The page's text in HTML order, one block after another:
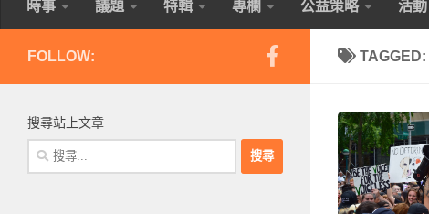
時事 議題 特輯 專欄 公益策略 活動
TAGGED:
FOLLOW:
搜尋站上文章
搜
尋